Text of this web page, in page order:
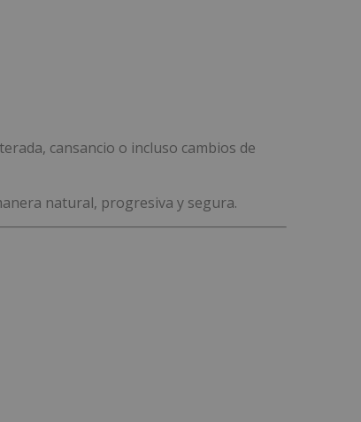
cansancio o incluso cambios de
natural, progresiva y segura.